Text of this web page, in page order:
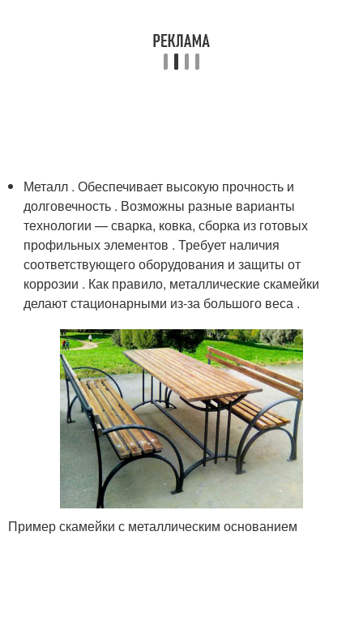
Металл . Обеспечивает высокую прочность и
долговечность . Возможны разные варианты
технологии — сварка, ковка, сборка из готовых
профильных элементов . Требует наличия
соответствующего оборудования и защиты от
коррозии . Как правило, металлические скамейки
делают стационарными из-за большого веса .
Пример скамейки с металлическим основанием